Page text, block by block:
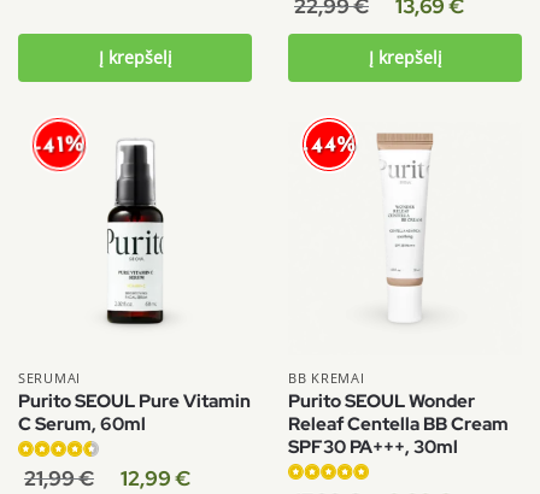
Į krepšelį
22,99€ 13,69€
Į krepšelį
-41%
SERUMAI
Purito SEOUL Pure Vitamin
C Serum, 60ml
Įvertinimas:
21,99€ 12,99€
-44%
BB KREMAI
Purito SEOUL Wonder
Releaf Centella BB Cream
SPF30 PA+++, 30ml